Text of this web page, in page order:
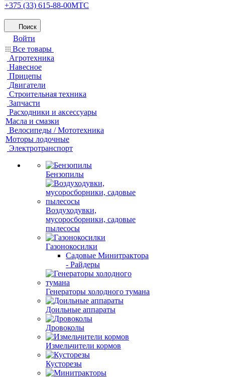
+375 (33) 615-88-00МТС
Поиск
Войти
Все товары
Агротехника
Навесное
Прицепы
Двигатели
Строительная техника
Запчасти
Расходники и аксессуары
Масла и смазки
Велосипеды / Мототехника
Моторы лодочные
Электротранспорт
Бензопилы
Воздуходувки,
мусоросборники, cадовые
пылесосы
Газонокосилки
Садовые Минитрактора
- Райдеры
Генераторы холодного тумана
Доильные аппараты
Дровоколы
Измельчители кормов
Кусторезы